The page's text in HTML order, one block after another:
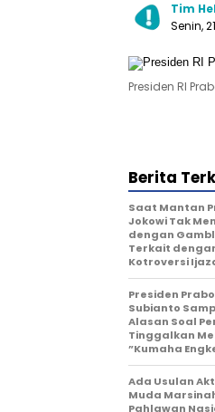
Tim
Senin,
Presiden RI
Berita
Saat Mantan
Jokowi Tak
dengan
Terkait
Kotroversi
Presiden
Subianto
Alasan Soal
Tinggalkan
”Kumaha
Ada Usulan
Muda
Pahlawan